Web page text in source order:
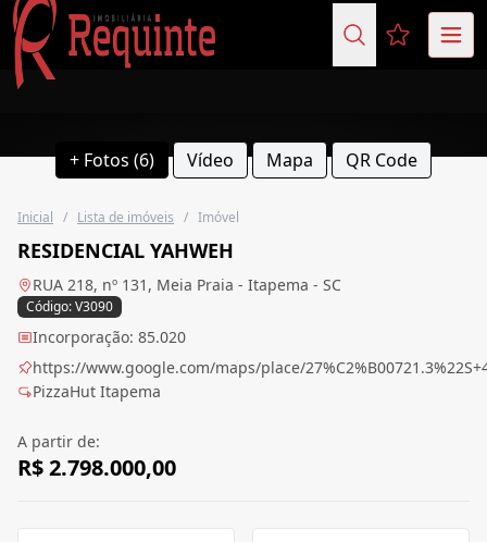
Favoritos
+ Fotos (6) Vídeo Mapa QR Code
Inicial / Lista de imóveis / Imóvel
RESIDENCIAL YAHWEH
RUA 218, nº 131, Meia Praia - Itapema - SC
Código: V3090
Incorporação: 85.020
https://www.google.com/maps/place/
PizzaHut Itapema
A partir de:
R$ 2.798.000,00